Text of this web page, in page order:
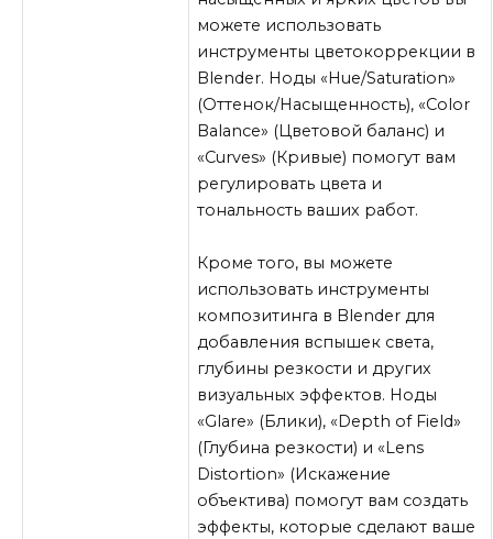
можете использовать
инструменты цветокоррекции в
Blender. Ноды «Hue/Saturation»
(Оттенок/Насыщенность), «Color
Balance» (Цветовой баланс) и
«Curves» (Кривые) помогут вам
регулировать цвета и
тональность ваших работ.
Кроме того, вы можете
использовать инструменты
композитинга в Blender для
добавления вспышек света,
глубины резкости и других
визуальных эффектов. Ноды
«Glare» (Блики), «Depth of Field»
(Глубина резкости) и «Lens
Distortion» (Искажение
объектива) помогут вам создать
эффекты, которые сделают ваше